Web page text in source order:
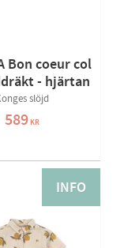
Bon coeur col
- hjärtan
slöjd
589KR
INFO